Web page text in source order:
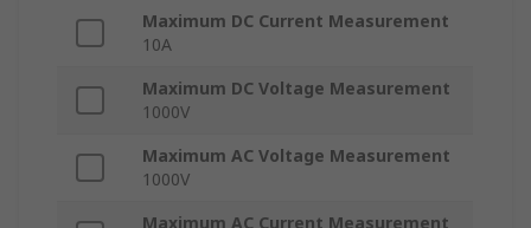
Maximum DC Current Measurement
10A
Maximum DC Voltage Measurement
1000V
Maximum AC Voltage Measurement
1000V
Maximum AC Current Measurement